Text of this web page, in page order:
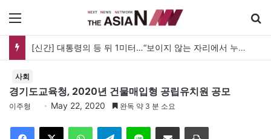
[신간] 대통령의 등 뒤 1미터…“보이지 않는 자리에서 누구를 지킨다는 것”
사회
경기도교육청, 2020년 건물매입형 공립유치원 공모
이주형 May 22, 2020 완독 약 3 분 소요
Telegram 이메일